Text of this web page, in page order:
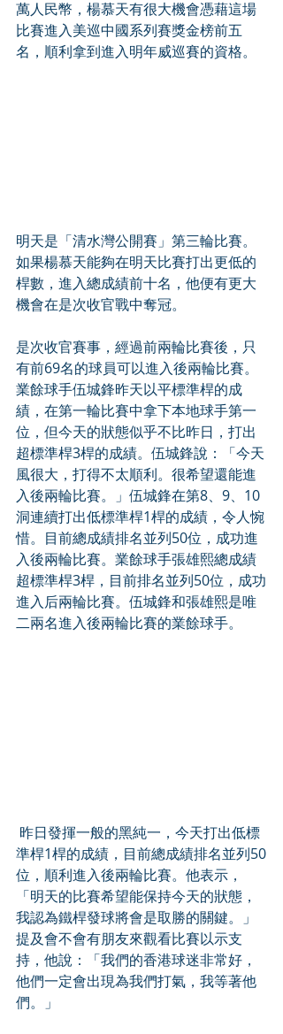
萬人民幣，楊慕天有很大機會憑藉這場
比賽進入美巡中國系列賽獎金榜前五
名，順利拿到進入明年威巡賽的資格。
明天是「清水灣公開賽」第三輪比賽。
如果楊慕天能夠在明天比賽打出更低的
桿數，進入總成績前十名，他便有更大
機會在是次收官戰中奪冠。
是次收官賽事，經過前兩輪比賽後，只
有前69名的球員可以進入後兩輪比賽。
業餘球手伍城鋒昨天以平標準桿的成
績，在第一輪比賽中拿下本地球手第一
位，但今天的狀態似乎不比昨日，打出
超標準桿3桿的成績。伍城鋒說：「今天
風很大，打得不太順利。很希望還能進
入後兩輪比賽。」伍城鋒在第8、9、10
洞連續打出低標準桿1桿的成績，令人惋
惜。目前總成績排名並列50位，成功進
入後兩輪比賽。業餘球手張雄熙總成績
超標準桿3桿，目前排名並列50位，成功
進入后兩輪比賽。伍城鋒和張雄熙是唯
二兩名進入後兩輪比賽的業餘球手。
準桿1桿的成績，目前總成績排名並列50
位，順利進入後兩輪比賽。他表示，
「明天的比賽希望能保持今天的狀態，
我認為鐵桿發球將會是取勝的關鍵。」
提及會不會有朋友來觀看比賽以示支
持，他說：「我們的香港球迷非常好，
他們一定會出現為我們打氣，我等著他
們。」